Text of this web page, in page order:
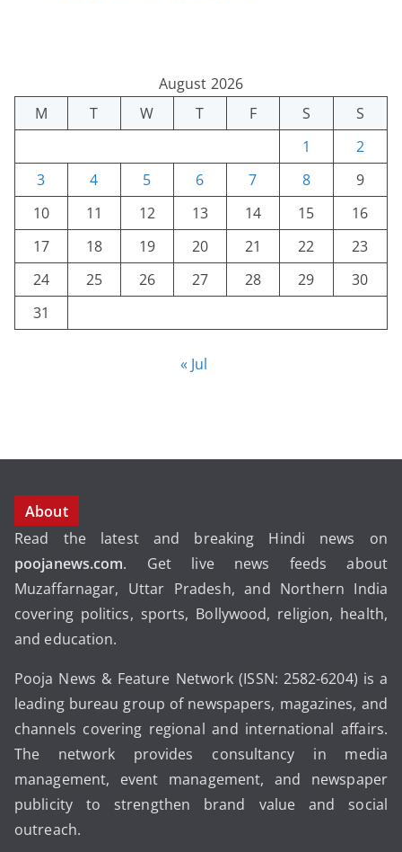
August 2026
M
T W T F S
S
1
2
3
4 5 6 7 8
9
10
11 12 13 14 15
16
17
18 19 20 21 22
23
24
25 26 27 28 29
30
31
« Jul
About
Read the latest and breaking Hindi news on
poojanews.com. Get live news feeds about
Muzaffarnagar, Uttar Pradesh, and Northern India
covering politics, sports, Bollywood, religion, health,
and education.
Pooja News & Feature Network (ISSN: 2582-6204) is a
leading bureau group of newspapers, magazines, and
channels covering regional and international affairs.
The network provides consultancy in media
management, event management, and newspaper
publicity to strengthen brand value and social
outreach.